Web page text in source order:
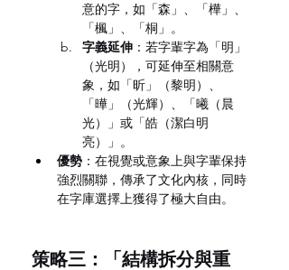
意的字，如「森」、「樺」、
「楓」、「桐」。
字義延伸 ：若字輩字為「明」
（光明），可延伸至相關意
象，如「昕」（黎明）、
「曄」（光輝）、「曦（晨
光）」或「皓（潔白明
亮）」。
優勢 ：在視覺或意象上與字輩保持
強烈關聯，傳承了文化內核，同時
在字庫選擇上獲得了極大自由。
策略三：「結構拆分與重